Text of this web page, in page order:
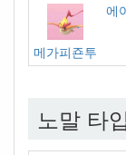
메가피죤투
에
노말 타